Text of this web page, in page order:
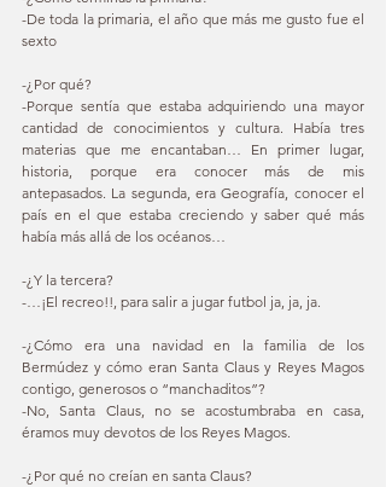
-De toda la primaria, el año que más me gusto fue el
sexto
-¿Por qué?
-Porque sentía que estaba adquiriendo una mayor
cantidad de conocimientos y cultura. Había tres
materias que me encantaban… En primer lugar,
historia, porque era conocer más de mis
antepasados. La segunda, era Geografía, conocer el
país en el que estaba creciendo y saber qué más
había más allá de los océanos…
-¿Y la tercera?
-…¡El recreo!!, para salir a jugar futbol ja, ja, ja.
-¿Cómo era una navidad en la familia de los
Bermúdez y cómo eran Santa Claus y Reyes Magos
contigo, generosos o “manchaditos”?
-No, Santa Claus, no se acostumbraba en casa,
éramos muy devotos de los Reyes Magos.
-¿Por qué no creían en santa Claus?